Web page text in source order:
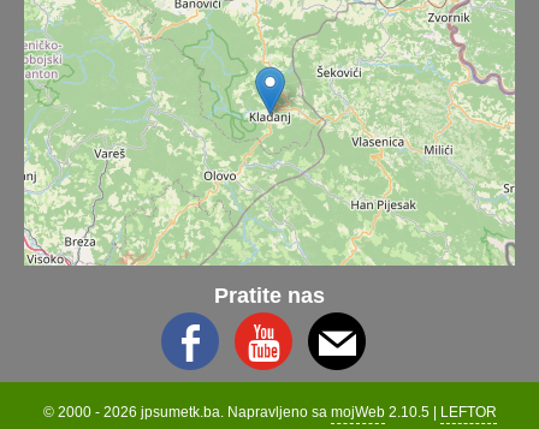
Pratite nas
© 2000 - 2026 jpsumetk.ba. Napravljeno sa mojWeb2.10.5 | LEFTOR